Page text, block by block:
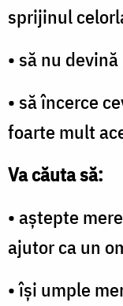
sprijinul
• să nu
• să încerce
foarte mult
Va căuta să:
• aştepte
ajutor ca un
• îşi umple